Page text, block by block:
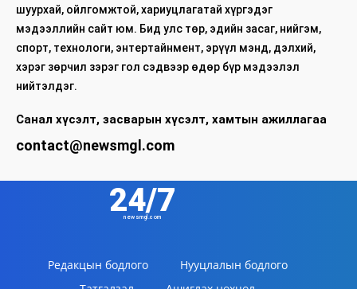
шуурхай, ойлгомжтой, хариуцлагатай хүргэдэг
мэдээллийн сайт юм. Бид улс төр, эдийн засаг, нийгэм,
спорт, технологи, энтертайнмент, эрүүл мэнд, дэлхий,
хэрэг зөрчил зэрэг гол сэдвээр өдөр бүр мэдээлэл
нийтэлдэг.
Санал хүсэлт, засварын хүсэлт, хамтын ажиллагаа
contact@newsmgl.com
24/7
newsmgl.com
Редакцын бодлого
Нууцлалын бодлого